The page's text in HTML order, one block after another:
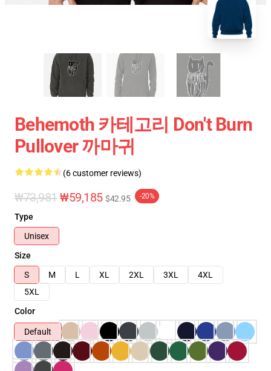
Behemoth 카테고리 Don't Burn
Pullover 까마귀
(6 customer reviews)
₩73,981 ₩59,185 $42.95 -20%
Type
Unisex
Size
S
M L XL 2XL 3XL
4XL
5XL
Color
Default